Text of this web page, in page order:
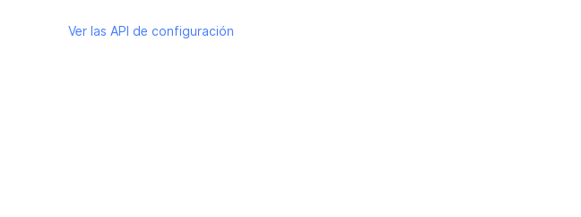
Ver las API de configuración